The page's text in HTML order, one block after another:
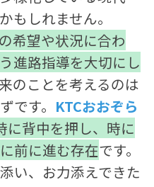
もしれません。
希望や状況に合わ
進路指導を大切にし
のことを考えるのは
です。 KTCおおぞら
に背中を押し、時に
前に進む存在です。
い、お力添えできた